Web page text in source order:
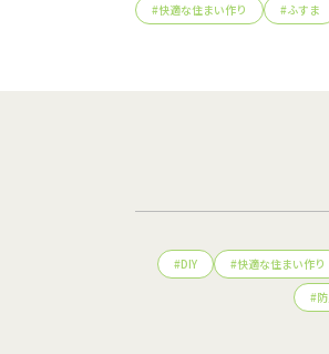
#快適な住まい作り #ふすま
#DIY #快適な住まい作り
#